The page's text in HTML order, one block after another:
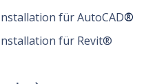
für AutoCAD®
für Revit®